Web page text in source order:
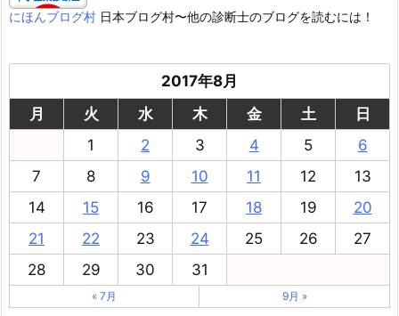
にほんブログ村 日本ブログ村〜他の診断士のブログを読むには！
2017年8月
月
火 水 木 金 土
日
1
2 3 4 5
6
7
8 9 10 11 12
13
14
15 16 17 18 19
20
21
22 23 24 25 26
27
28
29 30 31
« 7月 9月 »